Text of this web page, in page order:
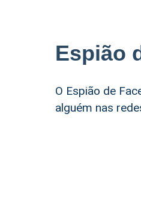
Espião
O Espião de
alguém nas